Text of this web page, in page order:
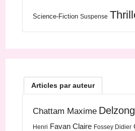
Science-Fiction Suspense
Articles par auteur
Chattam Maxime
Henri Favan Claire Fossey Didier